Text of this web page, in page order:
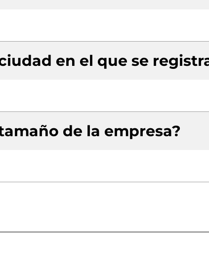
en el que se
de la empresa?